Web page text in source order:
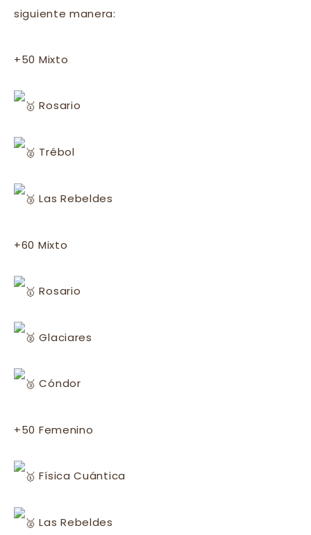
siguiente manera:
+50 Mixto
Rosario
Trébol
Las Rebeldes
+60 Mixto
Rosario
Glaciares
Cóndor
+50 Femenino
Física Cuántica
Las Rebeldes